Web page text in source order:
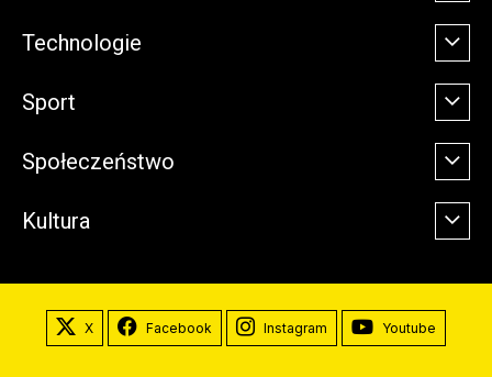
Technologie
Sport
Społeczeństwo
Kultura
X Facebook Instagram Youtube